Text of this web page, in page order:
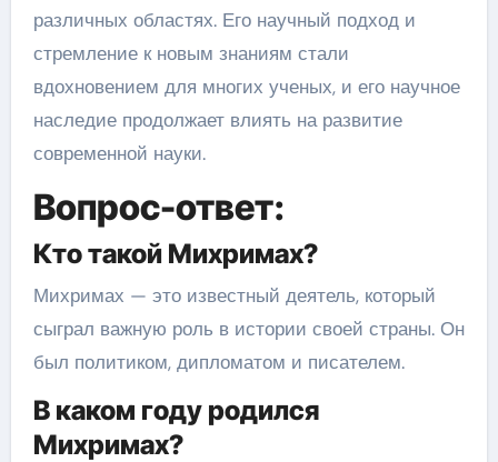
различных областях. Его научный подход и
стремление к новым знаниям стали
вдохновением для многих ученых, и его научное
наследие продолжает влиять на развитие
современной науки.
Вопрос-ответ:
Кто такой Михримах?
Михримах — это известный деятель, который
сыграл важную роль в истории своей страны. Он
был политиком, дипломатом и писателем.
В каком году родился
Михримах?